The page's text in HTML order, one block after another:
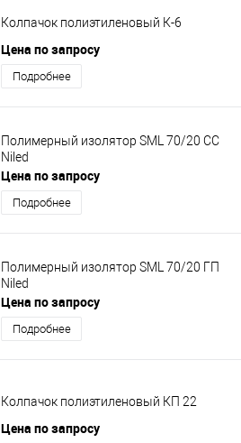
Колпачок полиэтиленовый К-6
Цена по запросу
Подробнее
Полимерный изолятор SML 70/20 СС
Niled
Цена по запросу
Подробнее
Полимерный изолятор SML 70/20 ГП
Niled
Цена по запросу
Подробнее
Колпачок полиэтиленовый КП 22
Цена по запросу